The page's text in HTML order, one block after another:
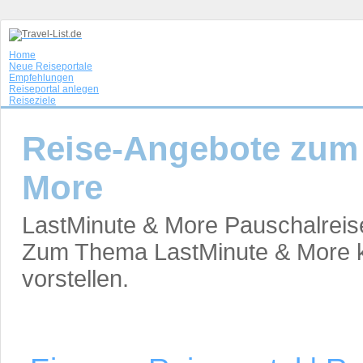
Home
Neue Reiseportale
Empfehlungen
Reiseportal anlegen
Reiseziele
Reise-Angebote
More
LastMinute & More
Zum Thema LastMinute &
vorstellen.